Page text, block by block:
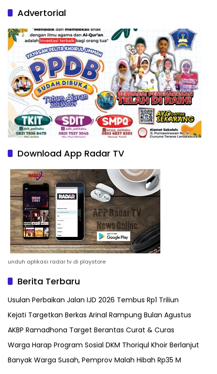
Advertorial
Download App Radar TV
unduh aplikasi radar tv di playstore
Berita Terbaru
Usulan Perbaikan Jalan IJD 2026 Tembus Rp1 Triliun
Kejati Targetkan Berkas Arinal Rampung Bulan Agustus
AKBP Ramadhona Target Berantas Curat & Curas
Warga Harap Program Sosial DKM Thoriqul Khoir Berlanjut
Banyak Warga Susah, Pemprov Malah Hibah Rp35 M